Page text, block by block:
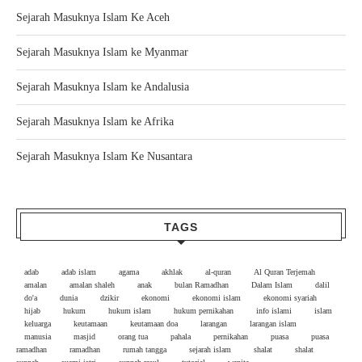
Sejarah Masuknya Islam Ke Aceh
Sejarah Masuknya Islam ke Myanmar
Sejarah Masuknya Islam ke Andalusia
Sejarah Masuknya Islam ke Afrika
Sejarah Masuknya Islam Ke Nusantara
TAGS
adab adab islam agama akhlak al-quran
Al Quran Terjemah
amalan
amalan shaleh anak bulan Ramadhan Dalam Islam
dalil
do'a
dunia dzikir ekonomi ekonomi islam
ekonomi syariah
hijab
hukum hukum islam hukum pernikahan info islami
islam
keluarga
keutamaan keutamaan doa larangan
larangan islam
manusia
masjid orang tua pahala pernikahan puasa
puasa
ramadhan
ramadhan rumah tangga sejarah islam shalat
shalat